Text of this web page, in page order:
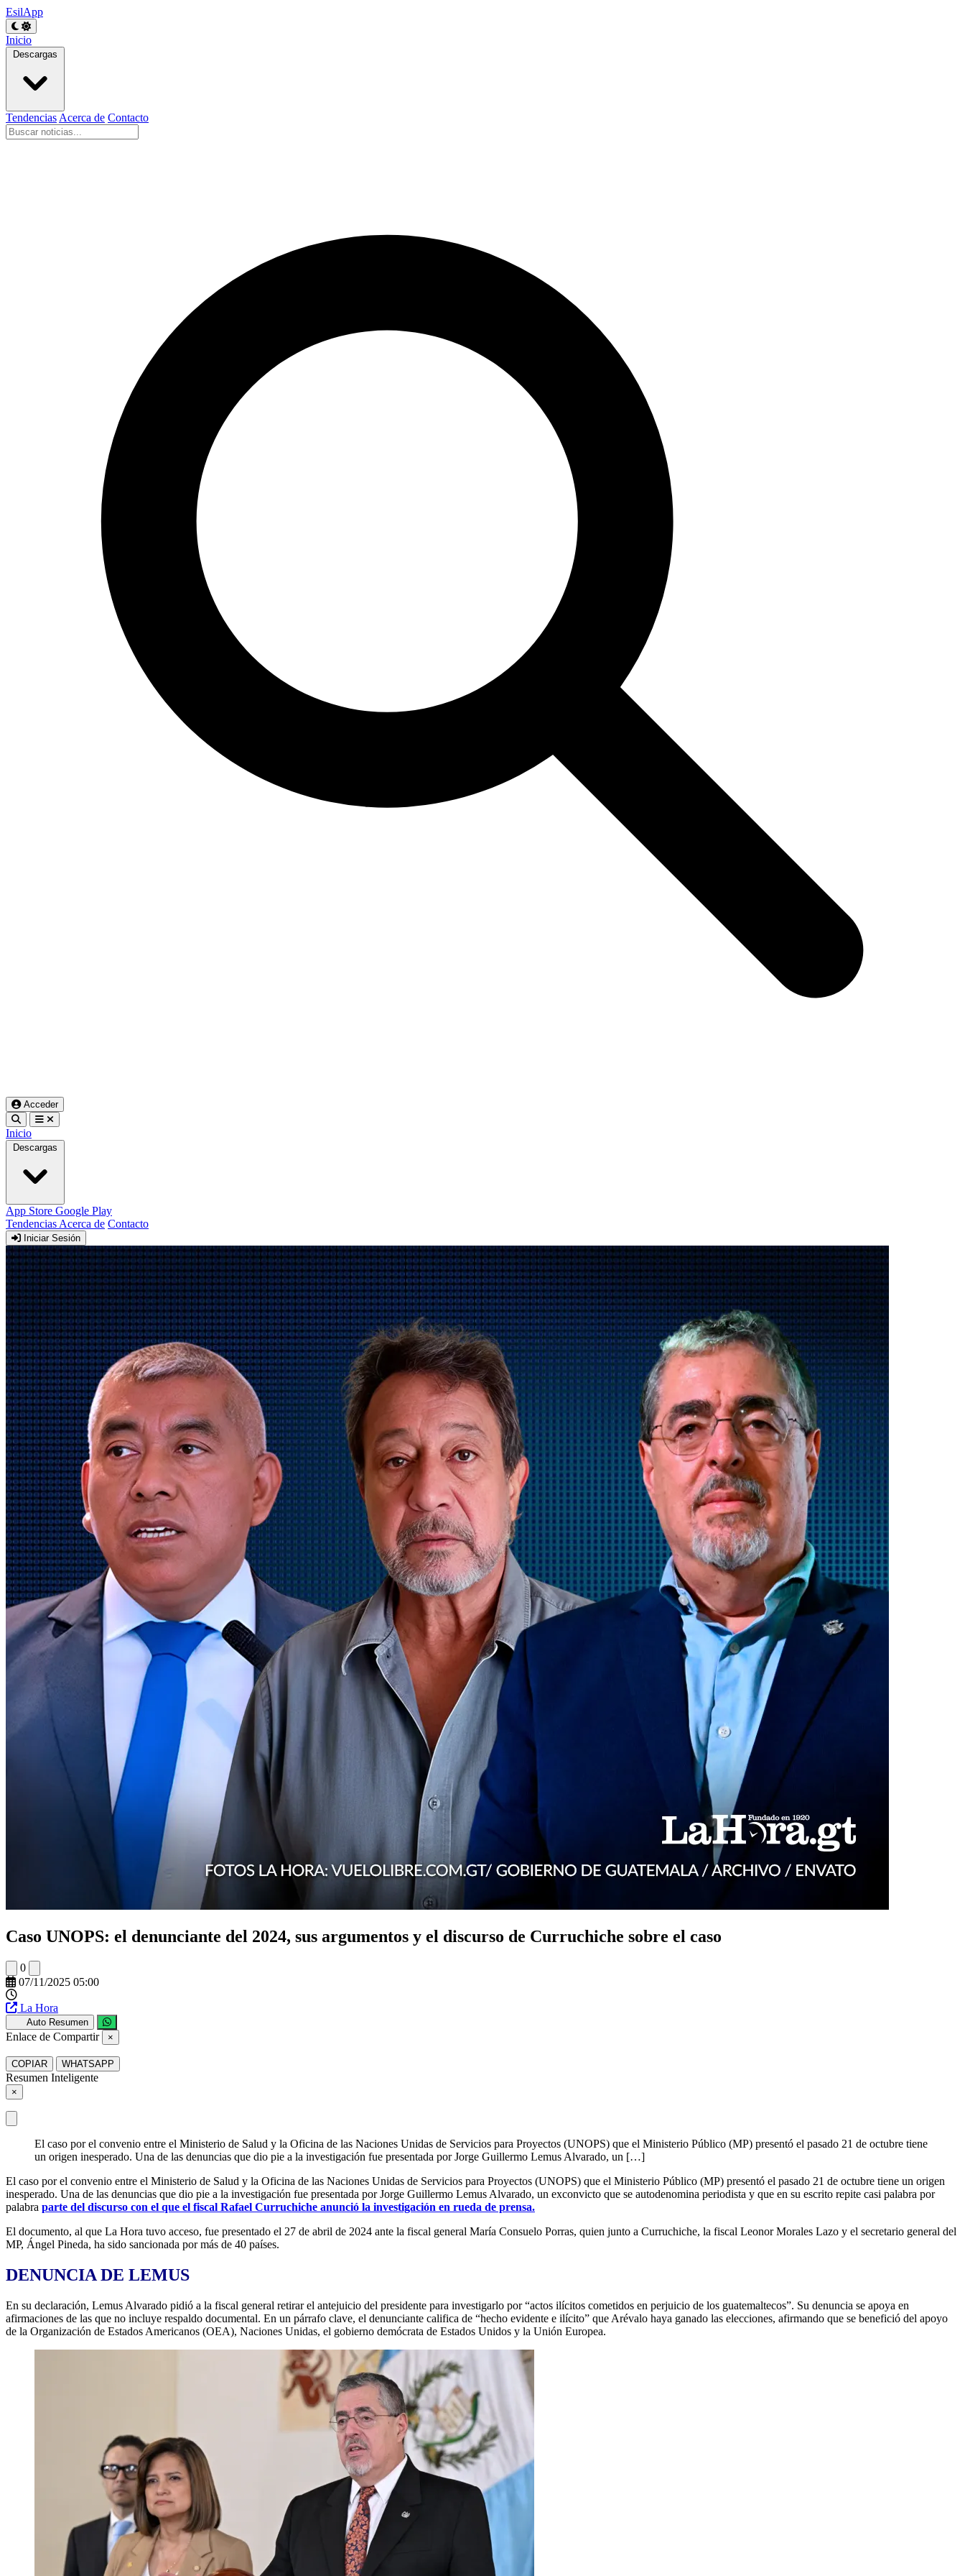
EsilApp
Inicio
Descargas
Tendencias Acerca de Contacto
Acceder
Inicio
Descargas
App Store Google Play
Tendencias Acerca de Contacto
Iniciar Sesión
Caso UNOPS: el denunciante del 2024, sus argumentos y el discurso de Curruchiche sobre el caso
0
07/11/2025 05:00
La Hora
Auto Resumen
Enlace de Compartir ×
COPIAR WHATSAPP
Resumen Inteligente
×
El caso por el convenio entre el Ministerio de Salud y la Oficina de las Naciones Unidas de Servicios para Proyectos (UNOPS) que el Ministerio Público (MP) presentó el pasado 21 de octubre tiene
un origen inesperado. Una de las denuncias que dio pie a la investigación fue presentada por Jorge Guillermo Lemus Alvarado, un […]
El caso por el convenio entre el Ministerio de Salud y la Oficina de las Naciones Unidas de Servicios para Proyectos (UNOPS) que el Ministerio Público (MP) presentó el pasado 21 de octubre tiene un origen
inesperado. Una de las denuncias que dio pie a la investigación fue presentada por Jorge Guillermo Lemus Alvarado, un exconvicto que se autodenomina periodista y que en su escrito repite casi palabra por
palabra parte del discurso con el que el fiscal Rafael Curruchiche anunció la investigación en rueda de prensa.
El documento, al que La Hora tuvo acceso, fue presentado el 27 de abril de 2024 ante la fiscal general María Consuelo Porras, quien junto a Curruchiche, la fiscal Leonor Morales Lazo y el secretario general del
MP, Ángel Pineda, ha sido sancionada por más de 40 países.
DENUNCIA DE LEMUS
En su declaración, Lemus Alvarado pidió a la fiscal general retirar el antejuicio del presidente para investigarlo por “actos ilícitos cometidos en perjuicio de los guatemaltecos”. Su denuncia se apoya en
afirmaciones de las que no incluye respaldo documental. En un párrafo clave, el denunciante califica de “hecho evidente e ilícito” que Arévalo haya ganado las elecciones, afirmando que se benefició del apoyo
de la Organización de Estados Americanos (OEA), Naciones Unidas, el gobierno demócrata de Estados Unidos y la Unión Europea.